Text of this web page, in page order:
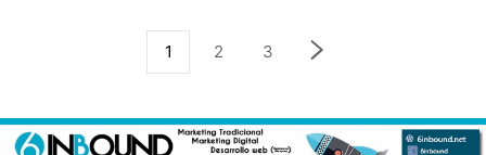
1 2 3